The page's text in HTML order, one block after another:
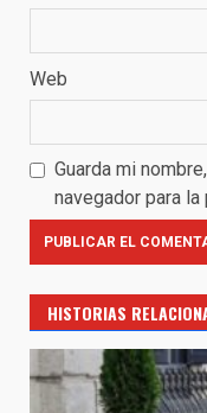
Web
Guarda mi
navegador para
HISTORIAS